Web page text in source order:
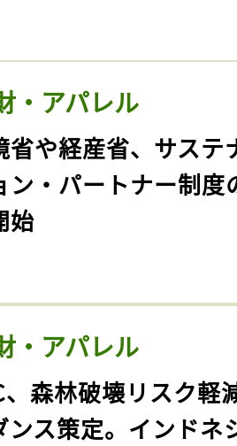
・アパレル
省や経産省、サステ
ン・パートナー制度
始
・アパレル
、森林破壊リスク軽
ンス策定。インドネ